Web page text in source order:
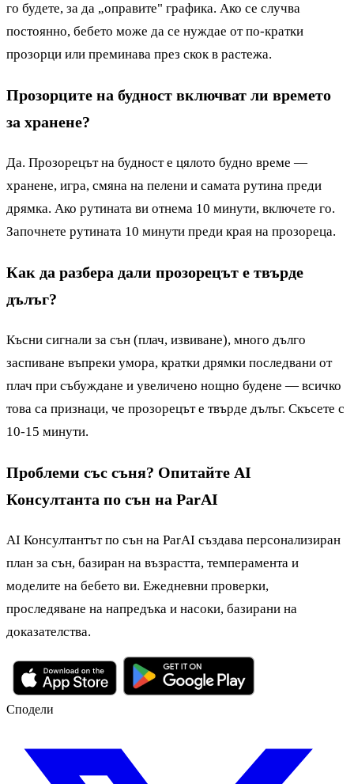
го будете, за да „оправите" графика. Ако се случва
постоянно, бебето може да се нуждае от по-кратки
прозорци или преминава през скок в растежа.
Прозорците на будност включват ли времето
за хранене?
Да. Прозорецът на будност е цялото будно време —
хранене, игра, смяна на пелени и самата рутина преди
дрямка. Ако рутината ви отнема 10 минути, включете го.
Започнете рутината 10 минути преди края на прозореца.
Как да разбера дали прозорецът е твърде
дълъг?
Късни сигнали за сън (плач, извиване), много дълго
заспиване въпреки умора, кратки дрямки последвани от
плач при събуждане и увеличено нощно будене — всичко
това са признаци, че прозорецът е твърде дълъг. Скъсете с
10-15 минути.
Проблеми със съня? Опитайте AI
Консултанта по сън на ParAI
AI Консултантът по сън на ParAI създава персонализиран
план за сън, базиран на възрастта, темперамента и
моделите на бебето ви. Ежедневни проверки,
проследяване на напредъка и насоки, базирани на
доказателства.
Сподели